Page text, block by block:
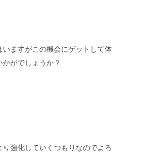
いますがこの機会にゲットして体
がでしょうか？
り強化していくつもりなのでよろ